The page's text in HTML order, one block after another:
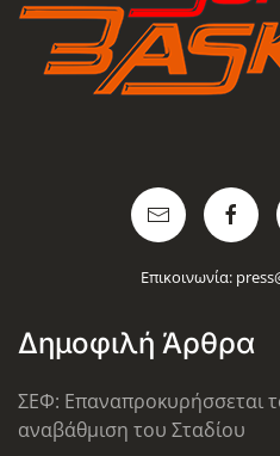
Επικοινωνία:
Δημοφιλή Άρθρα
ΣΕΦ: Επαναπροκυρήσσεται
αναβάθμιση του Σταδίου